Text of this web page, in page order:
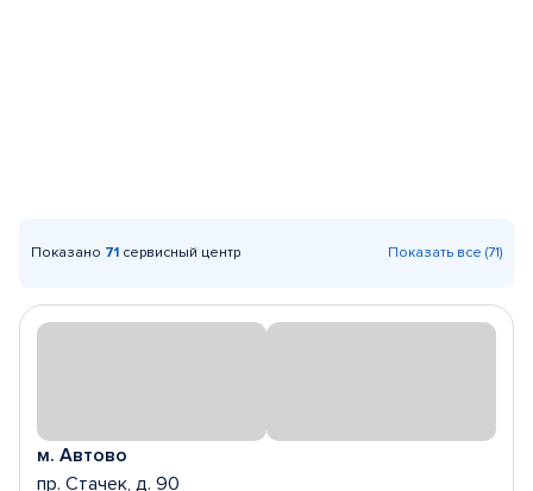
Показано 71 сервисный центр Показать все (71)
м. Автово
пр. Стачек, д. 90